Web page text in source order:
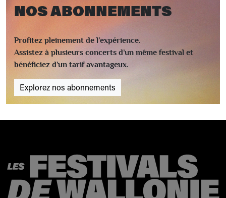
NOS ABONNEMENTS
Profitez pleinement de l’expérience.
Assistez à plusieurs concerts d’un même festival et
bénéficiez d’un tarif avantageux.
Explorez nos abonnements